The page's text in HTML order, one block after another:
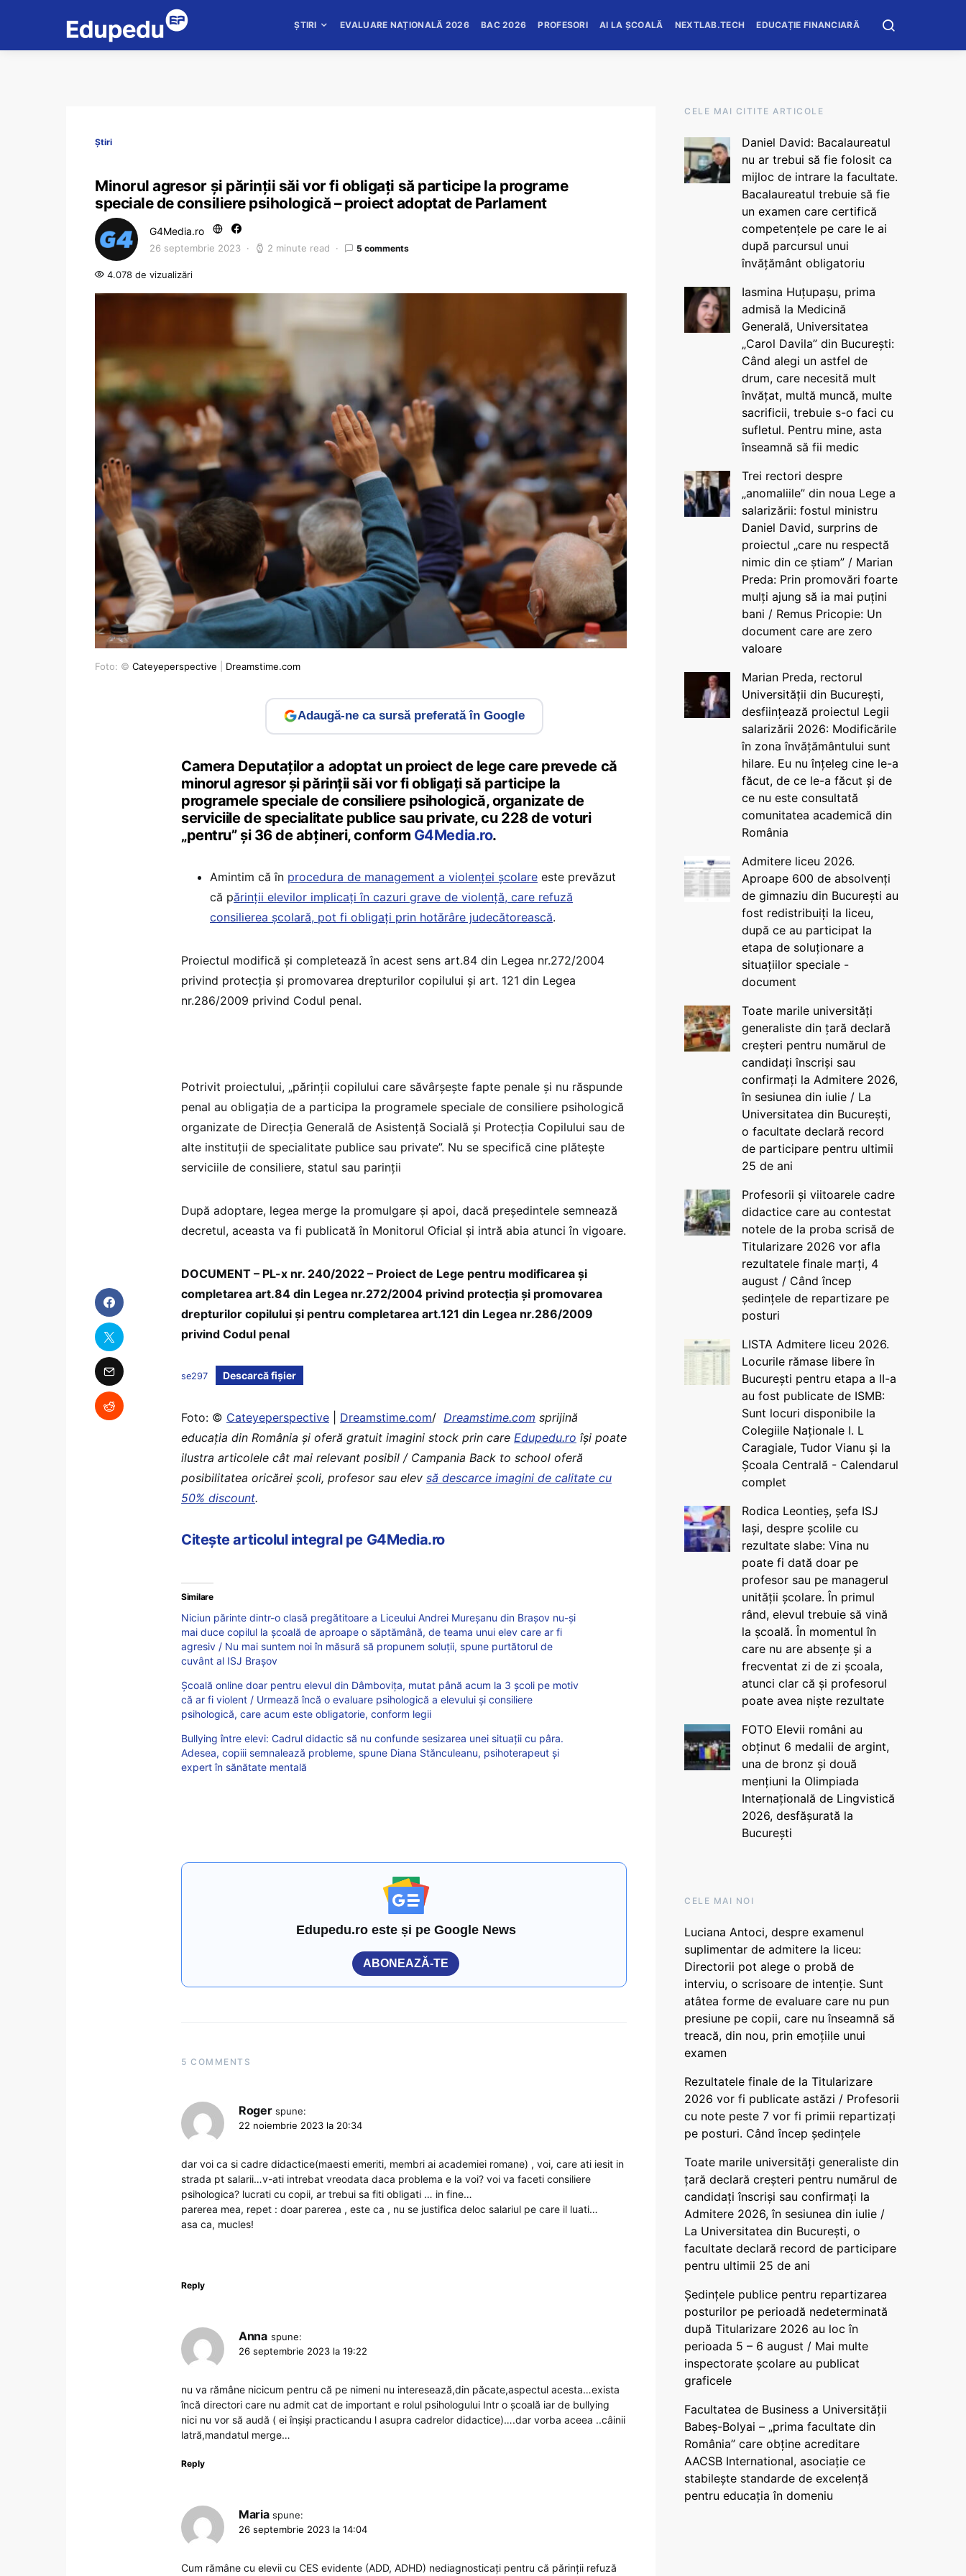
ȘTIRI EVALUARE NAȚIONALĂ 2026 BAC 2026 PROFESORI AI LA ȘCOALĂ NEXTLAB.TECH EDUCAȚIE FINANCIARĂ
Știri
Minorul agresor şi părinţii săi vor fi obligaţi să participe la programe
speciale de consiliere psihologică – proiect adoptat de Parlament
G4Media.ro
26 septembrie 2023 2 minute read 5 comments
4.078 de vizualizări
Foto: © Cateyeperspective Dreamstime.com
Adaugă-ne ca sursă preferată în Google
Camera Deputaţilor a adoptat un proiect de lege care prevede că
minorul agresor şi părinţii săi vor fi obligaţi să participe la
programele speciale de consiliere psihologică, organizate de
serviciile de specialitate publice sau private, cu 228 de voturi
„pentru” şi 36 de abţineri, conform G4Media.ro.
Amintim că în procedura de management a violenței școlare este prevăzut
că părinții elevilor implicați în cazuri grave de violență, care refuză
consilierea școlară, pot fi obligați prin hotărâre judecătorească.
Proiectul modifică şi completează în acest sens art.84 din Legea nr.272/2004
privind protecţia şi promovarea drepturilor copilului şi art. 121 din Legea
nr.286/2009 privind Codul penal.
Potrivit proiectului, „părinţii copilului care săvârşeşte fapte penale şi nu răspunde
penal au obligaţia de a participa la programele speciale de consiliere psihologică
organizate de Direcţia Generală de Asistenţă Socială şi Protecţia Copilului sau de
alte instituţii de specialitate publice sau private”. Nu se specifică cine plăteşte
serviciile de consiliere, statul sau parinţii
După adoptare, legea merge la promulgare și apoi, dacă președintele semnează
decretul, aceasta va fi publicată în Monitorul Oficial și intră abia atunci în vigoare.
DOCUMENT – PL-x nr. 240/2022 – Proiect de Lege pentru modificarea şi
completarea art.84 din Legea nr.272/2004 privind protecţia şi promovarea
drepturilor copilului şi pentru completarea art.121 din Legea nr.286/2009
privind Codul penal
se297 Descarcă fișier
Foto: © Cateyeperspective Dreamstime.com/ Dreamstime.com sprijină
educaţia din România şi oferă gratuit imagini stock prin care Edupedu.ro îşi poate
ilustra articolele cât mai relevant posibil / Campania Back to school oferă
posibilitatea oricărei școli, profesor sau elev să descarce imagini de calitate cu
50% discount.
Citeşte articolul integral pe G4Media.ro
Similare
Niciun părinte dintr-o clasă pregătitoare a Liceului Andrei Mureșanu din Brașov nu-și
mai duce copilul la școală de aproape o săptămână, de teama unui elev care ar fi
agresiv / Nu mai suntem noi în măsură să propunem soluții, spune purtătorul de
cuvânt al ISJ Brașov
Școală online doar pentru elevul din Dâmbovița, mutat până acum la 3 școli pe motiv
că ar fi violent / Urmează încă o evaluare psihologică a elevului și consiliere
psihologică, care acum este obligatorie, conform legii
Bullying între elevi: Cadrul didactic să nu confunde sesizarea unei situații cu pâra.
Adesea, copiii semnalează probleme, spune Diana Stănculeanu, psihoterapeut și
expert în sănătate mentală
Edupedu.ro este și pe Google News
ABONEAZĂ-TE
5 COMMENTS
Roger spune:
22 noiembrie 2023 la 20:34
dar voi ca si cadre didactice(maesti emeriti, membri ai academiei romane) , voi, care ati iesit in
strada pt salarii…v-ati intrebat vreodata daca problema e la voi? voi va faceti consiliere
psihologica? lucrati cu copii, ar trebui sa fiti obligati … in fine…
parerea mea, repet : doar parerea , este ca , nu se justifica deloc salariul pe care il luati…
asa ca, mucles!
Reply
Anna spune:
26 septembrie 2023 la 19:22
nu va rămâne nicicum pentru că pe nimeni nu interesează,din păcate,aspectul acesta…exista
încă directori care nu admit cat de important e rolul psihologului Intr o școală iar de bullying
nici nu vor să audă ( ei înșiși practicandu l asupra cadrelor didactice)….dar vorba aceea ..câinii
latră,mandatul merge…
Reply
Maria spune:
26 septembrie 2023 la 14:04
Cum rămâne cu elevii cu CES evidente (ADD, ADHD) nediagnosticați pentru că părinții refuză
CELE MAI CITITE ARTICOLE
Daniel David: Bacalaureatul
nu ar trebui să fie folosit ca
mijloc de intrare la facultate.
Bacalaureatul trebuie să fie
un examen care certifică
competențele pe care le ai
după parcursul unui
învățământ obligatoriu
Iasmina Huțupașu, prima
admisă la Medicină
Generală, Universitatea
„Carol Davila” din București:
Când alegi un astfel de
drum, care necesită mult
învățat, multă muncă, multe
sacrificii, trebuie s-o faci cu
sufletul. Pentru mine, asta
înseamnă să fii medic
Trei rectori despre
„anomaliile” din noua Lege a
salarizării: fostul ministru
Daniel David, surprins de
proiectul „care nu respectă
nimic din ce știam” / Marian
Preda: Prin promovări foarte
mulți ajung să ia mai puțini
bani / Remus Pricopie: Un
document care are zero
valoare
Marian Preda, rectorul
Universității din București,
desființează proiectul Legii
salarizării 2026: Modificările
în zona învățământului sunt
hilare. Eu nu înțeleg cine le-a
făcut, de ce le-a făcut și de
ce nu este consultată
comunitatea academică din
România
Admitere liceu 2026.
Aproape 600 de absolvenți
de gimnaziu din București au
fost redistribuiți la liceu,
după ce au participat la
etapa de soluționare a
situațiilor speciale -
document
Toate marile universități
generaliste din țară declară
creșteri pentru numărul de
candidați înscriși sau
confirmați la Admitere 2026,
în sesiunea din iulie / La
Universitatea din București,
o facultate declară record
de participare pentru ultimii
25 de ani
Profesorii și viitoarele cadre
didactice care au contestat
notele de la proba scrisă de
Titularizare 2026 vor afla
rezultatele finale marți, 4
august / Când încep
ședințele de repartizare pe
posturi
LISTA Admitere liceu 2026.
Locurile rămase libere în
București pentru etapa a II-a
au fost publicate de ISMB:
Sunt locuri disponibile la
Colegiile Naționale I. L
Caragiale, Tudor Vianu și la
Școala Centrală - Calendarul
complet
Rodica Leontieș, șefa ISJ
Iași, despre școlile cu
rezultate slabe: Vina nu
poate fi dată doar pe
profesor sau pe managerul
unității școlare. În primul
rând, elevul trebuie să vină
la școală. În momentul în
care nu are absențe și a
frecventat zi de zi școala,
atunci clar că și profesorul
poate avea niște rezultate
FOTO Elevii români au
obținut 6 medalii de argint,
una de bronz și două
mențiuni la Olimpiada
Internațională de Lingvistică
2026, desfășurată la
București
CELE MAI NOI
Luciana Antoci, despre examenul
suplimentar de admitere la liceu:
Directorii pot alege o probă de
interviu, o scrisoare de intenție. Sunt
atâtea forme de evaluare care nu pun
presiune pe copii, care nu înseamnă să
treacă, din nou, prin emoțiile unui
examen
Rezultatele finale de la Titularizare
2026 vor fi publicate astăzi / Profesorii
cu note peste 7 vor fi primii repartizați
pe posturi. Când încep ședințele
Toate marile universități generaliste din
țară declară creșteri pentru numărul de
candidați înscriși sau confirmați la
Admitere 2026, în sesiunea din iulie /
La Universitatea din București, o
facultate declară record de participare
pentru ultimii 25 de ani
Ședințele publice pentru repartizarea
posturilor pe perioadă nedeterminată
după Titularizare 2026 au loc în
perioada 5 – 6 august / Mai multe
inspectorate școlare au publicat
graficele
Facultatea de Business a Universității
Babeș-Bolyai – „prima facultate din
România” care obține acreditare
AACSB International, asociație ce
stabilește standarde de excelență
pentru educația în domeniu